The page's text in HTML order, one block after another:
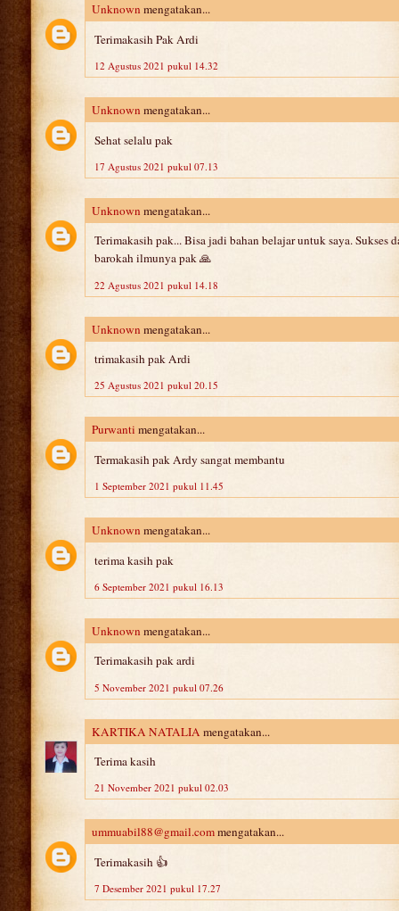
Unknown mengatakan...
Terimakasih Pak Ardi
12 Agustus 2021 pukul 14.32
Unknown mengatakan...
Sehat selalu pak
17 Agustus 2021 pukul 07.13
Unknown mengatakan...
Terimakasih pak... Bisa jadi bahan belajar untuk saya. Sukses
barokah ilmunya pak 🙏
22 Agustus 2021 pukul 14.18
Unknown mengatakan...
trimakasih pak Ardi
25 Agustus 2021 pukul 20.15
Purwanti mengatakan...
Termakasih pak Ardy sangat membantu
1 September 2021 pukul 11.45
Unknown mengatakan...
terima kasih pak
6 September 2021 pukul 16.13
Unknown mengatakan...
Terimakasih pak ardi
5 November 2021 pukul 07.26
KARTIKA NATALIA mengatakan...
Terima kasih
21 November 2021 pukul 02.03
ummuabil88@gmail.commengatakan...
Terimakasih 👍
7 Desember 2021 pukul 17.27